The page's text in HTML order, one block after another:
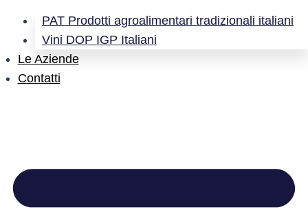
PAT Prodotti agroalimentari tradizionali italiani
Vini DOP IGP Italiani
Le Aziende
Contatti